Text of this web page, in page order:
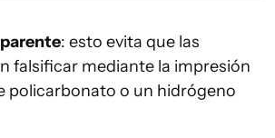
: esto evita que las
falsificar mediante la impresión
policarbonato o un hidrógeno